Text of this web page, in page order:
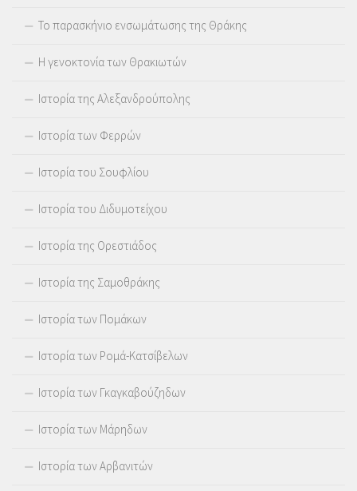
Το παρασκήνιο ενσωμάτωσης της Θράκης
Η γενοκτονία των Θρακιωτών
Ιστορία της Αλεξανδρούπολης
Ιστορία των Φερρών
Ιστορία του Σουφλίου
Ιστορία του Διδυμοτείχου
Ιστορία της Ορεστιάδος
Ιστορία της Σαμοθράκης
Ιστορία των Πομάκων
Ιστορία των Ρομά-Κατσίβελων
Ιστορία των Γκαγκαβούζηδων
Ιστορία των Μάρηδων
Ιστορία των Αρβανιτών